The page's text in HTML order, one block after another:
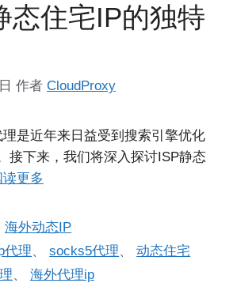
态住宅IP的独特
作者 CloudProxy
是近年来日益受到搜索引擎优化
接下来，我们将深入探讨ISP静态
读更多
海外动态IP
代理、socks5代理、动态住宅
、 海外代理ip